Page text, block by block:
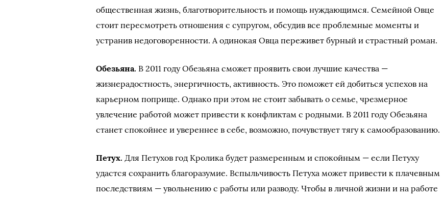
общественная жизнь, благотворительность и помощь нуждающимся. Семейной Овце
стоит пересмотреть отношения с супругом, обсудив все проблемные моменты и
устранив недоговоренности. А одинокая Овца переживет бурный и страстный роман.
Обезьяна. В 2011 году Обезьяна сможет проявить свои лучшие качества —
жизнерадостность, энергичность, активность. Это поможет ей добиться успехов на
карьерном поприще. Однако при этом не стоит забывать о семье, чрезмерное
увлечение работой может привести к конфликтам с родными. В 2011 году Обезьяна
станет спокойнее и увереннее в себе, возможно, почувствует тягу к самообразованию.
Петух. Для Петухов год Кролика будет размеренным и спокойным — если Петуху
удастся сохранить благоразумие. Вспыльчивость Петуха может привести к плачевным
последствиям — увольнению с работы или разводу. Чтобы в личной жизни и на работе